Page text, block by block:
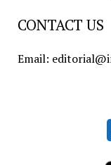
CONTACT US
Email: